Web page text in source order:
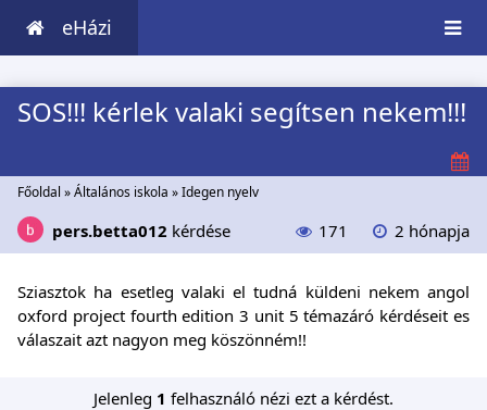
eHázi
SOS!!! kérlek valaki segítsen nekem!!!
Főoldal »Általános iskola »Idegen nyelv
pers.betta012 kérdése 171 2 hónapja
Sziasztok ha esetleg valaki el tudná küldeni nekem angol
oxford project fourth edition 3 unit 5 témazáró kérdéseit es
válaszait azt nagyon meg köszönném!!
Jelenleg 1 felhasználó nézi ezt a kérdést.